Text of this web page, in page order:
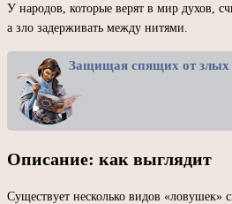
У народов, которые верят в мир духов,
а зло задерживать между нитями.
Защищая спящих от злых
Описание: как выглядит
Существует несколько видов «ловушек»